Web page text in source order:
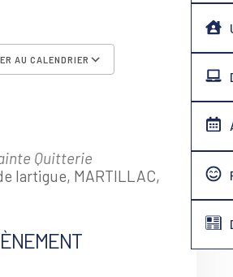
AU CALENDRIER
Quitterie
lartigue, MARTILLAC,